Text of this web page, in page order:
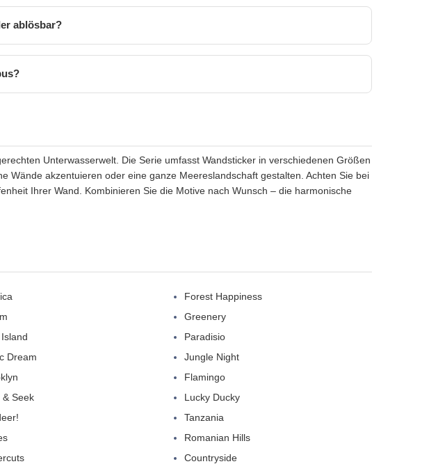
ablösbar?
Unterwasserwelt. Die Serie umfasst Wandsticker in verschiedenen Größen
Wände akzentuieren oder eine ganze Meereslandschaft gestalten. Achten Sie bei
Ihrer Wand. Kombinieren Sie die Motive nach Wunsch – die harmonische
Dream
& Seek
Forest Happiness
Greenery
Paradisio
Jungle Night
Flamingo
Lucky Ducky
Tanzania
Romanian Hills
Countryside